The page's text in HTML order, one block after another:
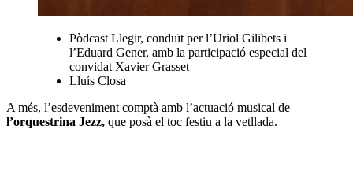
Pòdcast Llegir, conduït per l’Uriol Gilibets i
l’Eduard Gener, amb la participació especial del
convidat Xavier Grasset
Lluís Closa
A més, l’esdeveniment comptà amb l’actuació musical de
l’orquestrina Jezz, que posà el toc festiu a la vetllada.